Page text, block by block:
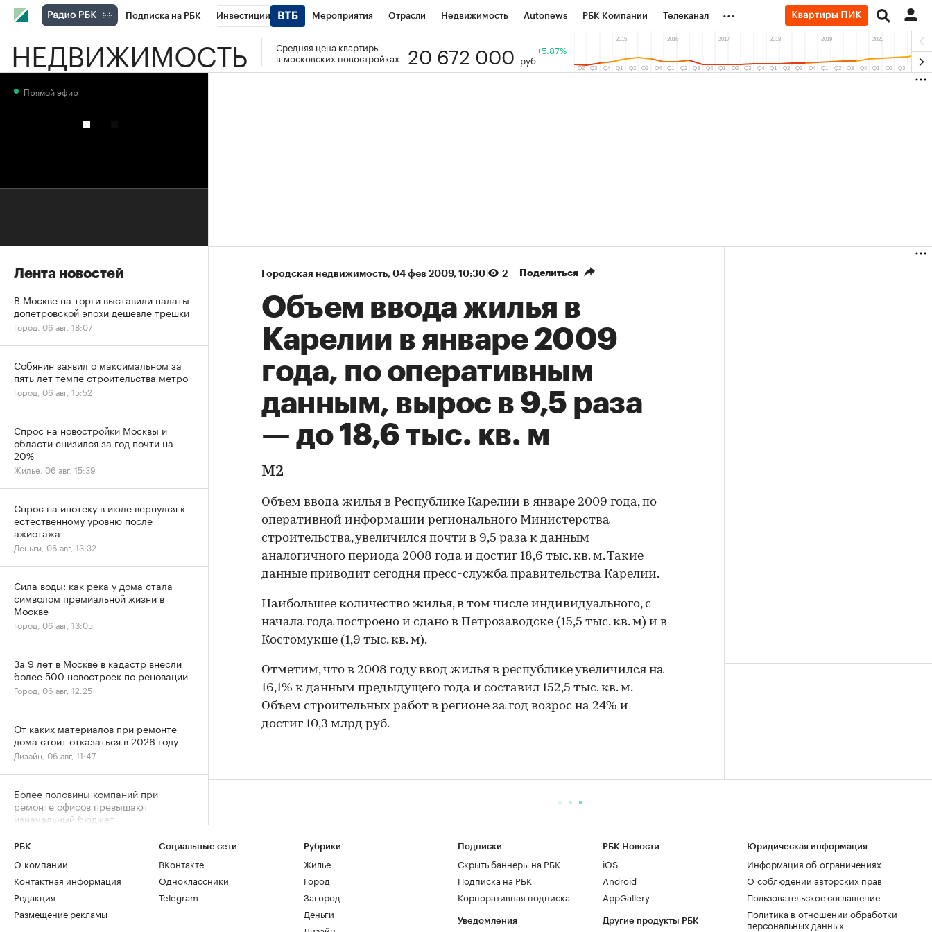
Подписка на РБК Инвестиции Мероприятия Отрасли Недвижимость Autonews РБК Компании Телеканал
РБК Вино Спорт Школа управления РБК РБК Образование Тренды
...
НЕДВИЖИМОСТЬ
Средняя цена квартиры
в московских новостройках
20 672 000 руб
+5.87%
Городская недвижимость⁠, 04 фев 2009, 10:30 2 Поделиться
Объем ввода жилья в
Карелии в январе 2009
года, по оперативным
данным, вырос в 9,5 раза
— до 18,6 тыс. кв. м
М2
Объем ввода жилья в Республике Карелии в январе 2009 года, по
оперативной информации регионального Министерства
строительства, увеличился почти в 9,5 раза к данным
аналогичного периода 2008 года и достиг 18,6 тыс. кв. м. Такие
данные приводит сегодня пресс-служба правительства Карелии.
Наибольшее количество жилья, в том числе индивидуального, с
начала года построено и сдано в Петрозаводске (15,5 тыс. кв. м) и в
Костомукше (1,9 тыс. кв. м).
Отметим, что в 2008 году ввод жилья в республике увеличился на
16,1% к данным предыдущего года и составил 152,5 тыс. кв. м.
Объем строительных работ в регионе за год возрос на 24% и
достиг 10,3 млрд руб.
Прямой эфир
Лента новостей
В Москве на торги выставили палаты
допетровской эпохи дешевле трешки
Город, 06 авг, 18:07
Собянин заявил о максимальном за
пять лет темпе строительства метро
Город, 06 авг, 15:52
Спрос на новостройки Москвы и
области снизился за год почти на
20%
Жилье, 06 авг, 15:39
Спрос на ипотеку в июле вернулся к
естественному уровню после
ажиотажа
Деньги, 06 авг, 13:32
Сила воды: как река у дома стала
символом премиальной жизни в
Москве
Город, 06 авг, 13:05
За 9 лет в Москве в кадастр внесли
более 500 новостроек по реновации
Город, 06 авг, 12:25
От каких материалов при ремонте
дома стоит отказаться в 2026 году
Дизайн, 06 авг, 11:47
Более половины компаний при
ремонте офисов превышают
изначальный бюджет
Аналитики оценили рост спроса на
ипотеку на разные квартиры в
Москве
Деньги, 06 авг, 09:00
РБК
О компании
Контактная информация
Редакция
Размещение рекламы
Социальные сети
ВКонтакте
Одноклассники
Telegram
Рубрики
Жилье
Город
Загород
Деньги
Подписки
Скрыть баннеры на РБК
Подписка на РБК
Корпоративная подписка
Уведомления
РБК Новости
iOS
Android
AppGallery
Другие продукты РБК
Юридическая информация
Информация об ограничениях
О соблюдении авторских прав
Пользовательское соглашение
Политика в отношении обработки
персональных данных